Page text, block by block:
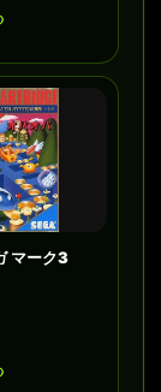
マーク3